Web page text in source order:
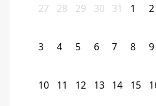
27 28 29 30 31 1 2
3 4 5 6 7 8 9
10 11 12 13 14 15